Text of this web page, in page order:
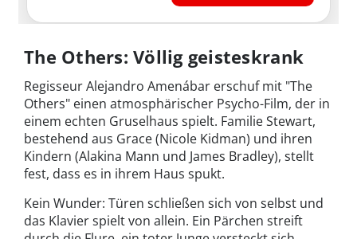
The Others: Völlig geisteskrank
Regisseur Alejandro Amenábar erschuf mit "The
Others" einen atmosphärischer Psycho-Film, der in
einem echten Gruselhaus spielt. Familie Stewart,
bestehend aus Grace (Nicole Kidman) und ihren
Kindern (Alakina Mann und James Bradley), stellt
fest, dass es in ihrem Haus spukt.
Kein Wunder: Türen schließen sich von selbst und
das Klavier spielt von allein. Ein Pärchen streift